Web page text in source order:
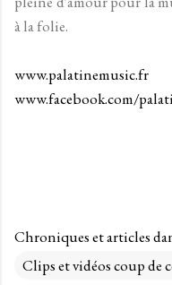
à la folie.
www.palatinemusic.fr
www.facebook.com/
Chroniques et articles
Clips et vidéos coup de